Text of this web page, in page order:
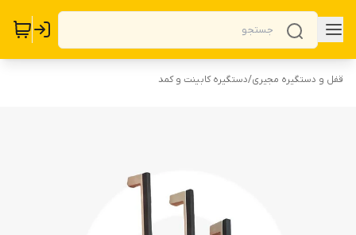
قفل و دستگیره مجیری/دستگیره کابینت و کمد